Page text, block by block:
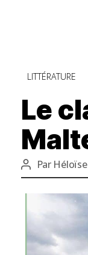
Catégories
LITTÉRATURE
Le
Auteur
de
l’article
Par